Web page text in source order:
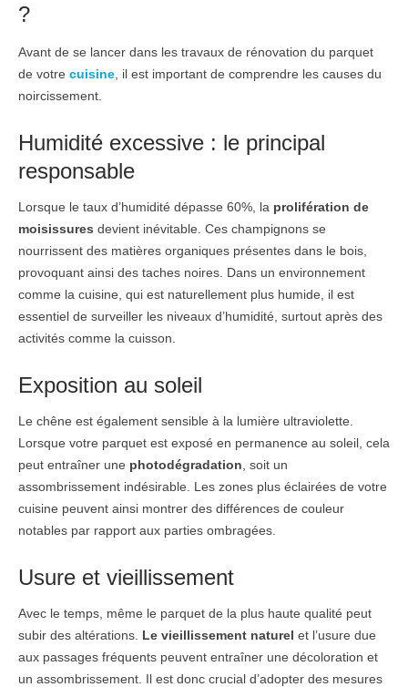
?
Avant de se lancer dans les travaux de rénovation du parquet
de votre cuisine , il est important de comprendre les causes du
noircissement.
Humidité excessive : le principal
responsable
Lorsque le taux d’humidité dépasse 60%, la prolifération de
moisissures devient inévitable. Ces champignons se
nourrissent des matières organiques présentes dans le bois,
provoquant ainsi des taches noires. Dans un environnement
comme la cuisine, qui est naturellement plus humide, il est
essentiel de surveiller les niveaux d’humidité, surtout après des
activités comme la cuisson.
Exposition au soleil
Le chêne est également sensible à la lumière ultraviolette.
Lorsque votre parquet est exposé en permanence au soleil, cela
peut entraîner une photodégradation , soit un
assombrissement indésirable. Les zones plus éclairées de votre
cuisine peuvent ainsi montrer des différences de couleur
notables par rapport aux parties ombragées.
Usure et vieillissement
Avec le temps, même le parquet de la plus haute qualité peut
subir des altérations. Le vieillissement naturel et l’usure due
aux passages fréquents peuvent entraîner une décoloration et
un assombrissement. Il est donc crucial d’adopter des mesures